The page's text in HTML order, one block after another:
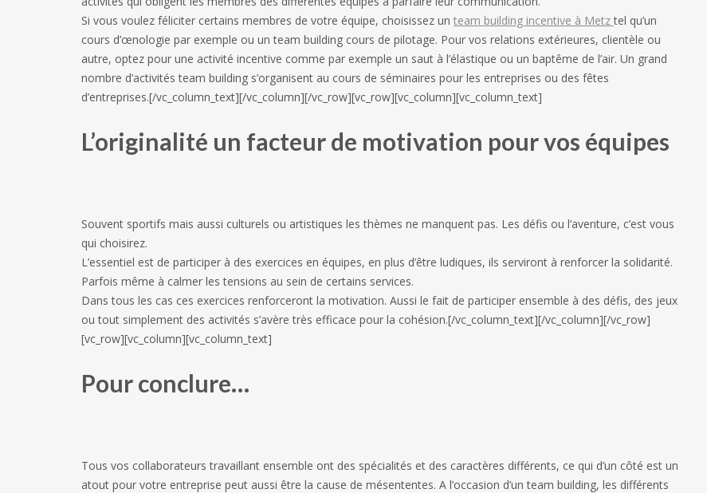
Si vous voulez féliciter certains membres de votre équipe, choisissez un team building incentive à Metztel qu’un
cours d’œnologie par exemple ou un team building cours de pilotage. Pour vos relations extérieures, clientèle ou
autre, optez pour une activité incentive comme par exemple un saut à l’élastique ou un baptême de l’air. Un grand
nombre d’activités team building s’organisent au cours de séminaires pour les entreprises ou des fêtes
d’entreprises.[/vc_column_text][/vc_column][/vc_row][vc_row][vc_column][vc_column_text]
L’originalité un facteur de motivation pour vos équipes
Souvent sportifs mais aussi culturels ou artistiques les thèmes ne manquent pas. Les défis ou l’aventure, c’est vous
qui choisirez.
L’essentiel est de participer à des exercices en équipes, en plus d’être ludiques, ils serviront à renforcer la solidarité.
Parfois même à calmer les tensions au sein de certains services.
Dans tous les cas ces exercices renforceront la motivation. Aussi le fait de participer ensemble à des défis, des jeux
ou tout simplement des activités s’avère très efficace pour la cohésion.[/vc_column_text][/vc_column][/vc_row]
[vc_row][vc_column][vc_column_text]
Pour conclure…
Tous vos collaborateurs travaillant ensemble ont des spécialités et des caractères différents, ce qui d’un côté est un
atout pour votre entreprise peut aussi être la cause de mésententes. A l’occasion d’un team building, les différents